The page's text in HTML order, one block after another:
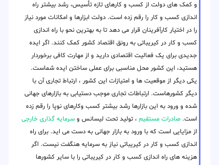
و کمک های دولت از کسب و کارهای تازه تأسیس، رشد بیشتر راه
اندازی کسب و کار را رقم زده است. دولت ابزارها و امکانات مورد نیاز
را در اختیار کارآفرینان قرار می دهد تا به بهترین نحو با راه اندازی
کسب و کار در کیریباتی به رونق اقتصاد کشور کمک کنند. اگر ایده
جدیدی برای یک فعالیت اقتصادی دارید و از مهارت کافی برخوردار
هستید، این کشور محل مناسبی برای عملی ساختن ایده شماست.
یکی دیگر از موقعیت ها و امتیازات این کشور ، ارتباط تجاری آن با
دیگر کشورهاست. ارتباطات تجاری موجب دستیابی به بازارهای جهانی
شده و ورود به این بازارها رشد بیشتر کسب وکارهای نوپا را رقم زده
است. صادرات مستقیم ، تولید تحت لیسانس و سرمایه گذاری خارجی
از مزایایی است که با ورود به بازار جهانی به دست می اید. برای راه
اندازی کسب و کار در کیریباتی نیاز به سرمایه هنگفت نیست. اگر
هزینه های راه اندازی کسب و کار در کیریباتی را با سایر کشورها